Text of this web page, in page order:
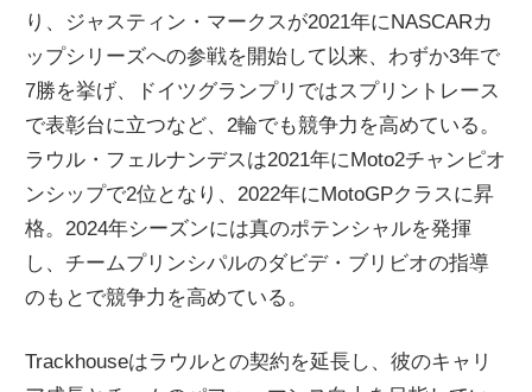
り、ジャスティン・マークスが2021年にNASCARカ
ップシリーズへの参戦を開始して以来、わずか3年で
7勝を挙げ、ドイツグランプリではスプリントレース
で表彰台に立つなど、2輪でも競争力を高めている。
ラウル・フェルナンデスは2021年にMoto2チャンピオ
ンシップで2位となり、2022年にMotoGPクラスに昇
格。2024年シーズンには真のポテンシャルを発揮
し、チームプリンシパルのダビデ・ブリビオの指導
のもとで競争力を高めている。
Trackhouseはラウルとの契約を延長し、彼のキャリ